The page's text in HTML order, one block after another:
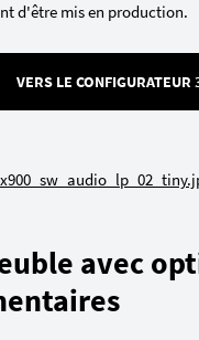
d'être mis en production.
VERS LE CONFIGURATEUR
avec